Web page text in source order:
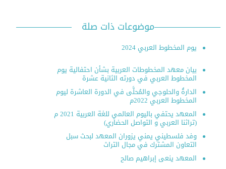
موضوعات ذات صلة
يوم المخطوط العربي 2024
بيان معهد المخطوطات العربية بشأن احتفالية يوم
المخطوط العربي في دورته الثانية عشرة
الدارةُ والحلوجي والمُحلَّى في الدورة العاشرة ليوم
المخطوط العربي 2022م
المعهد يحتفي باليوم العالمي للغة العربية 2021 م
(تراثنا العربي و التواصل الحضاري)
وفد فلسطيني يمني يزوران المعهد لبحث سبل
التعاون المشترك في مجال التراث
المعهد ينعى إبراهيم صالح